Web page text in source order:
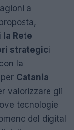
a
la Rete
strategici
la
Catania
valorizzare gli
tecnologie
del digital